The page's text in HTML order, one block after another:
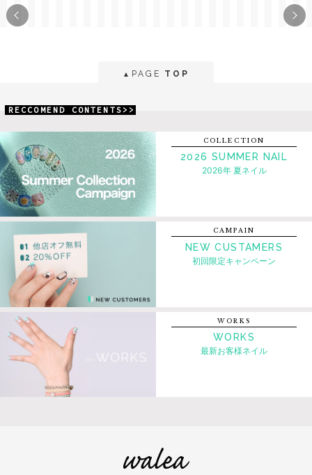
▲ PAGE TOP
RECCOMEND CONTENTS>>
COLLECTION
2026 SUMMER NAIL
2026年 夏ネイル
CAMPAIN
NEW CUSTAMERS
初回限定キャンペーン
WORKS
WORKS
最新お客様ネイル